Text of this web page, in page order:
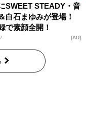
SWEET STEADY・音
白石まゆみが登場！
で素顔全開！
AD